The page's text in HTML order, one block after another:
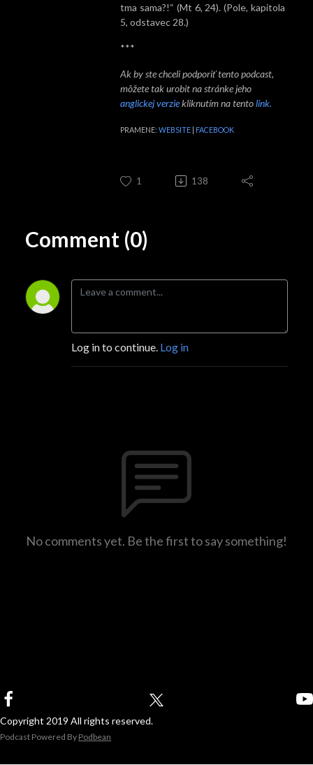
tma sama?!“ (Mt 6, 24). (Pole, kapitola
5, odstavec 28.)
***
Ak by ste chceli podporiť tento podcast,
môžete tak urobit na stránke jeho
anglickej verziekliknutím na tentolink.
PRAMENE: WEBSITE | FACEBOOK
1 138
Comment (0)
Log in to continue. Log in
No comments yet. Be the first to say something!
Copyright 2019 All rights reserved.
Podcast Powered By Podbean